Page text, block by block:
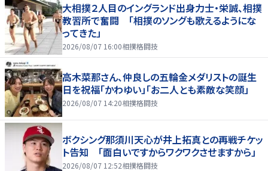
大相撲２人目のイングランド出身力士・栄誠、相撲
教習所で奮闘 「相撲のソングも歌えるようにな
ってきた」
2026/08/07 16:00相撲格闘技
高木菜那さん、仲良しの五輪金メダリストの誕生
日を祝福「かわゆい」「お二人とも素敵な笑顔」
2026/08/07 14:20相撲格闘技
ボクシング那須川天心が井上拓真との再戦チケッ
ト告知 「面白いですからワクワクさせますから」
2026/08/07 12:52相撲格闘技